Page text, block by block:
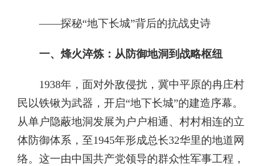
——探秘“地下长城”背后的抗战史诗
一、烽火淬炼：从防御地洞到战略枢纽
1938年，面对外敌侵扰，冀中平原的冉庄村
民以铁锹为武器，开启“地下长城”的建造序幕。
从单户隐蔽地洞发展为户户相通、村村相连的立
体防御体系，至1945年形成总长32华里的地道网
络。这一由中国共产党领导的群众性军事工程，